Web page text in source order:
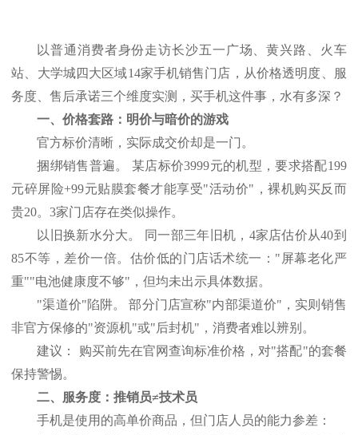
以普通消费者身份走访长沙五一广场、黄兴路、火车
站、大学城四大区域14家手机销售门店，从价格透明度、服
务度、售后承诺三个维度实测，买手机这件事，水有多深？
一、价格套路：明价与暗价的游戏
官方标价清晰，实际成交价却是一门。
捆绑销售普遍。
某店标价3999元的机型，要求搭配199
元碎屏险+99元贴膜套餐才能享受"活动价"，裸机购买反而
贵20。3家门店存在类似操作。
以旧换新水分大。
同一部三年旧机， 4家店估价从40到
85不等，差价一倍。估价低的门店话术统一："屏幕老化严
重""电池健康度不够"，但均未出示具体数据。
"渠道价"陷阱。 部分门店宣称"内部渠道价"，实则销售
非官方保修的"资源机"或"后封机"，消费者难以辨别。
建议：
购买前先在官网查询标准价格，对"搭配"的套餐
保持警惕。
二、服务度：推销员≠技术员
手机是使用的高单价商品，但门店人员的能力参差：